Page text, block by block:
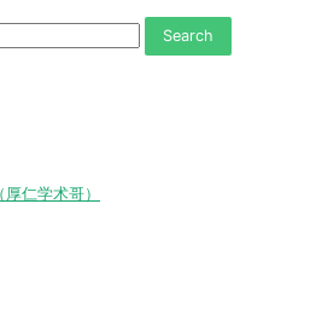
仁学术哥）